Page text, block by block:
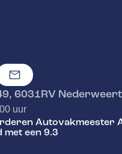
, 6031RV Nederweert
uur
Autovakmeester
met een 9.3